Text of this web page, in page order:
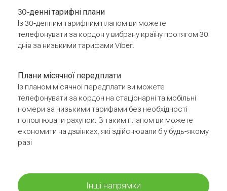
30-денні тарифні плани
Із 30-денним тарифним планом ви можете
телефонувати за кордон у вибрану країну протягом 30
днів за низькими тарифами Viber.
Плани місячної передплати
Із планом місячної передплати ви можете
телефонувати за кордон на стаціонарні та мобільні
номери за низькими тарифами без необхідності
поповнювати рахунок. З таким планом ви можете
економити на дзвінках, які здійснювали б у будь-якому
разі
Інші напрямки